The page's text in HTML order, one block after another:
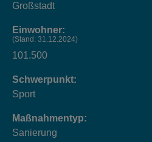
Großstadt
Einwohner:
(Stand: 31.12.2024)
101.500
Schwerpunkt:
Sport
Maßnahmentyp:
Sanierung